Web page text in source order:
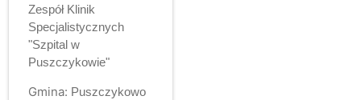
Zespół Klinik
Specjalistycznych
"Szpital w
Puszczykowie"
Gmina: Puszczykowo